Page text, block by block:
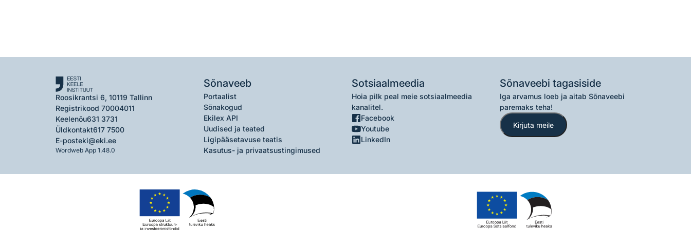
Roosikrantsi 6, 10119 Tallinn
Registrikood 70004011
Keelenõu631 3731
Üldkontakt617 7500
E-posteki@eki.ee
Wordweb App 1.48.0
Sõnaveeb
Portaalist
Sõnakogud
Ekilex API
Uudised ja teated
Ligipääsetavuse teatis
Kasutus- ja privaatsustingimused
Sotsiaalmeedia
Hoia pilk peal meie sotsiaalmeedia
kanalitel.
Facebook
Youtube
LinkedIn
Sõnaveebi tagasiside
Iga arvamus loeb ja aitab Sõnaveebi
paremaks teha!
Kirjuta meile